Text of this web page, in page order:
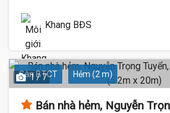
Khang BĐS
Sàn BTCT Hẻm (2 m)
1 / 7
Bán nhà hẻm, Nguyễn